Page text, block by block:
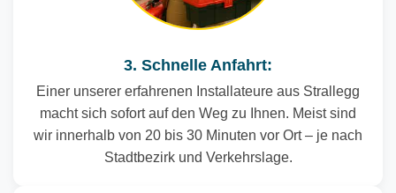
3. Schnelle Anfahrt:
Einer unserer erfahrenen Installateure aus Strallegg
macht sich sofort auf den Weg zu Ihnen. Meist sind
wir innerhalb von 20 bis 30 Minuten vor Ort – je nach
Stadtbezirk und Verkehrslage.